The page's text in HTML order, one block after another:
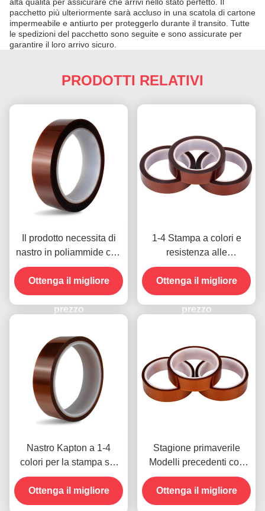
pacchetto più ulteriormente sarà accluso in una scatola di cartone
impermeabile e antiurto per proteggerlo durante il transito. Tutte
le spedizioni del pacchetto sono seguite e sono assicurate per
garantire il loro arrivo sicuro.
PRODOTTI RELATIVI
Il prodotto necessita di
nastro in poliammide con
resistenza alla tensione
di 1000V
Ottenga il migliore
prezzo
1-4 Stampa a colori e
resistenza alle
temperature -10C-80C
Metodo di pagamento con
carta di credito per
modelli precedenti
Ottenga il migliore
prezzo
Nastro Kapton a 1-4
colori per la stampa sul
lato anteriore
Ottenga il migliore
Stagione primaverile
Modelli precedenti con
resistenza all'umidità e
resistenza alla buccia
2.5N/25mm
Ottenga il migliore